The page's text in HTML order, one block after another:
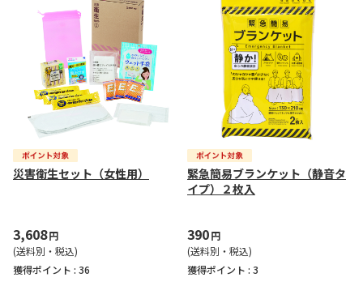
災害衛生セット（女性用）
3,608円
(送料別・税込)
獲得ポイント : 36
緊急簡易ブランケット（静音タ
イプ）２枚入
390円
(送料別・税込)
獲得ポイント : 3